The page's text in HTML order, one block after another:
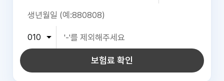
보험료 확인